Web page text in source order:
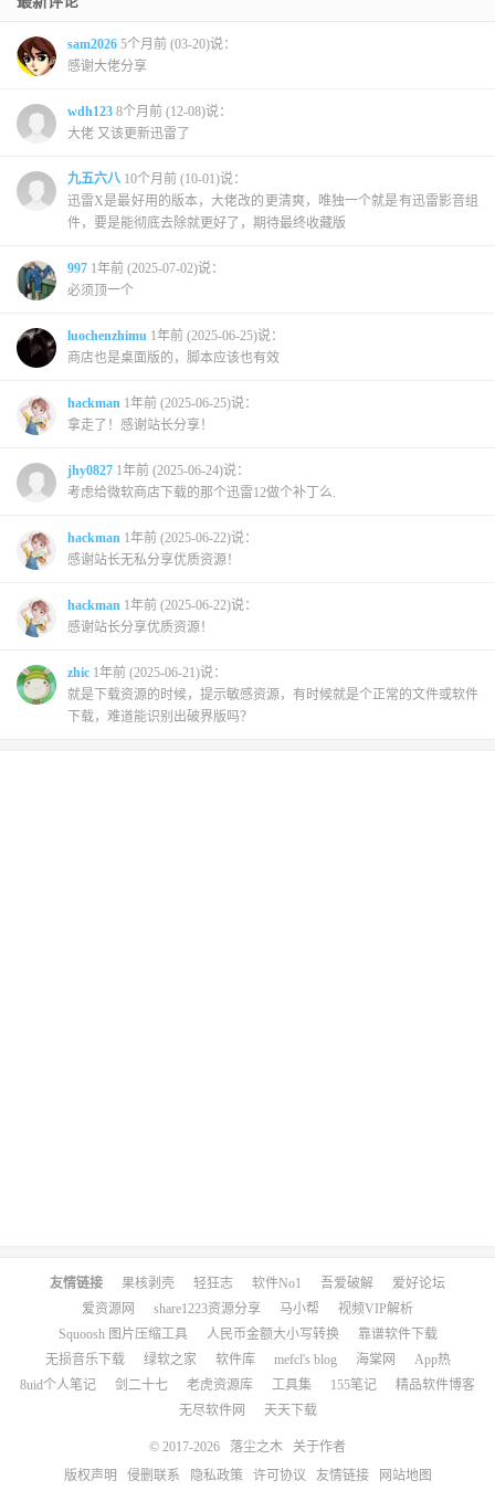
sam2026 5个月前 (03-20)说：
感谢大佬分享
wdh123 8个月前 (12-08)说：
大佬 又该更新迅雷了
九五六八 10个月前 (10-01)说：
迅雷X是最好用的版本，大佬改的更清爽，唯独一个就是有迅雷影音组
件，要是能彻底去除就更好了，期待最终收藏版
997 1年前 (2025-07-02)说：
必须顶一个
luochenzhimu 1年前 (2025-06-25)说：
商店也是桌面版的，脚本应该也有效
hackman 1年前 (2025-06-25)说：
拿走了！感谢站长分享！
jhy0827 1年前 (2025-06-24)说：
考虑给微软商店下载的那个迅雷12做个补丁么.
hackman 1年前 (2025-06-22)说：
感谢站长无私分享优质资源！
hackman 1年前 (2025-06-22)说：
感谢站长分享优质资源！
zhic 1年前 (2025-06-21)说：
就是下载资源的时候，提示敏感资源，有时候就是个正常的文件或软件
下载，难道能识别出破界版吗？
友情链接 果核剥壳 轻狂志 软件No1 吾爱破解
爱好论坛
爱资源网
share1223资源分享 马小帮
视频VIP解析
Squoosh 图片压缩工具
人民币金额大小写转换
靠谱软件下载
无损音乐下载
绿软之家 软件库 mefcl's blog 海棠网
App热
8uid个人笔记
剑二十七 老虎资源库 工具集 155笔记
精品软件博客
无尽软件网
天天下载
© 2017-2026 落尘之木
关于作者
版权声明
侵删联系 隐私政策 许可协议 友情链接 网站地图